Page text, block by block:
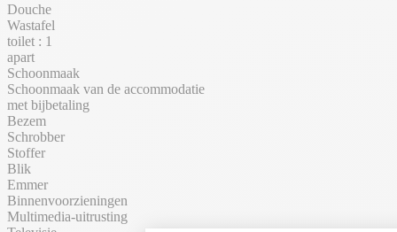
Douche
Wastafel
toilet : 1
apart
Schoonmaak
Schoonmaak van de accommodatie
met bijbetaling
Bezem
Schrobber
Stoffer
Blik
Emmer
Binnenvoorzieningen
Multimedia-uitrusting